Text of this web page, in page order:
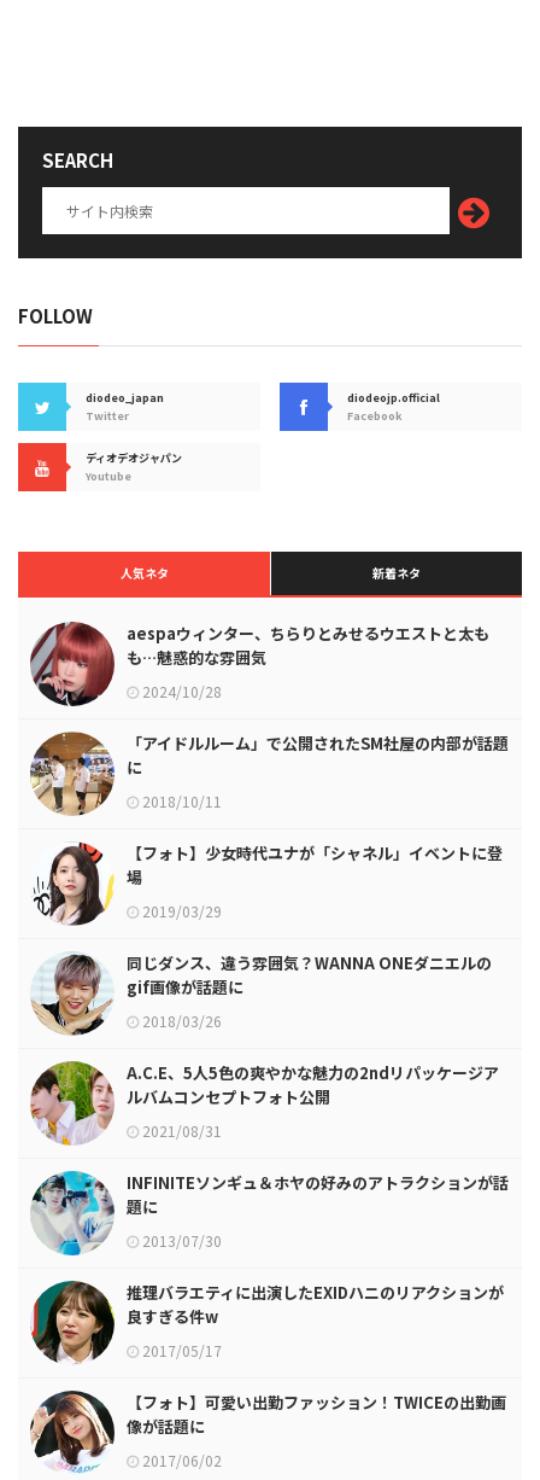
SEARCH
FOLLOW
diodeo_japan
Twitter
diodeojp.official
Facebook
ディオデオジャパン
Youtube
人気ネタ 新着ネタ
aespaウィンター、ちらりとみせるウエストと太も
も…魅惑的な雰囲気
2024/10/28
「アイドルルーム」で公開されたSM社屋の内部が話題
に
2018/10/11
【フォト】少女時代ユナが「シャネル」イベントに登
場
2019/03/29
同じダンス、違う雰囲気？WANNA ONEダニエルの
gif画像が話題に
2018/03/26
A.C.E、5人5色の爽やかな魅力の2ndリパッケージア
ルバムコンセプトフォト公開
2021/08/31
INFINITEソンギュ＆ホヤの好みのアトラクションが話
題に
2013/07/30
推理バラエティに出演したEXIDハニのリアクションが
良すぎる件w
2017/05/17
【フォト】可愛い出勤ファッション！TWICEの出勤画
像が話題に
2017/06/02